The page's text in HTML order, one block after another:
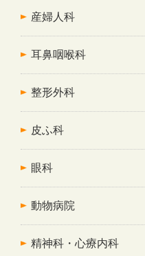
産婦人科
耳鼻咽喉科
整形外科
皮ふ科
眼科
動物病院
精神科・心療内科